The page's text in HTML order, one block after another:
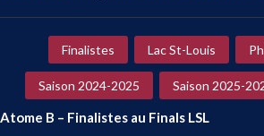
Finalistes Lac St-Louis
Saison 2024-2025 Saison 2025-
Atome B – Finalistes au Finals LSL